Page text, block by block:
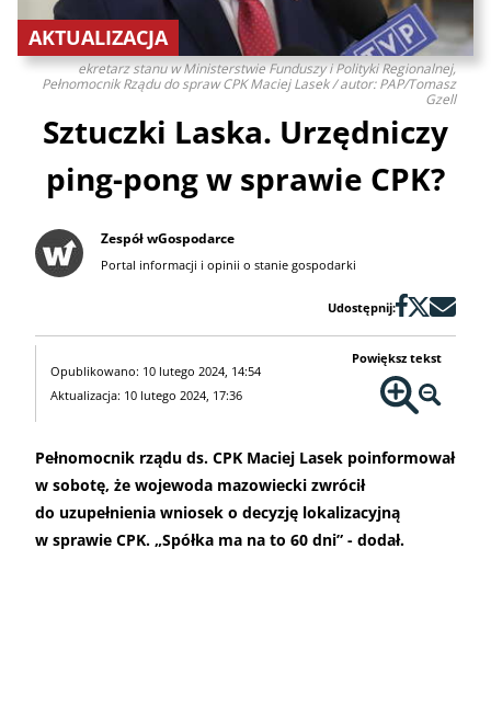
ekretarz stanu w Ministerstwie Funduszy i Polityki Regionalnej,
Pełnomocnik Rządu do spraw CPK Maciej Lasek / autor: PAP/Tomasz
Gzell
AKTUALIZACJA
Sztuczki Laska. Urzędniczy
ping-pong w sprawie CPK?
Zespół wGospodarce
Portal informacji i opinii o stanie gospodarki
Udostępnij:
Opublikowano: 10 lutego 2024, 14:54
Aktualizacja: 10 lutego 2024, 17:36
Powiększ tekst
Pełnomocnik rządu ds. CPK Maciej Lasek poinformował
w sobotę, że wojewoda mazowiecki zwrócił
do uzupełnienia wniosek o decyzję lokalizacyjną
w sprawie CPK. „Spółka ma na to 60 dni” - dodał.